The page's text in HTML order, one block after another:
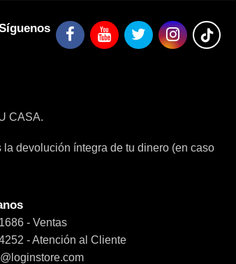
CASA.
devolución íntegra de tu dinero (en caso
- Ventas
- Atención al Cliente